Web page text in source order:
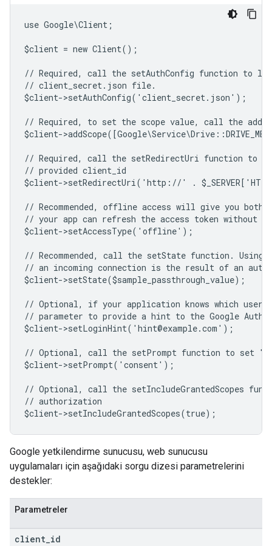
use Google\Client;
$client = new Client();
// Required, call the setAuthConfig function to
// client_secret.json file.
$client->setAuthConfig('client_secret.json');
// Required, to set the scope value, call the
$client-
// Required, call the setRedirectUri function to
// provided client_id
$client->setRedirectUri('http://' .
// Recommended, offline access will give you both
// your app can refresh the access token without
$client->setAccessType('offline');
// Recommended, call the setState function.
// an incoming connection is the result of an
$client->setState($sample_passthrough_value);
// Optional, if your application knows which
// parameter to provide a hint to the Google
$client->setLoginHint('hint@example.com');
// Optional, call the setPrompt function to set
$client->setPrompt('consent');
// Optional, call the setIncludeGrantedScopes
// authorization
$client->setIncludeGrantedScopes(true);
Google yetkilendirme sunucusu, web sunucusu
uygulamaları için aşağıdaki sorgu dizesi parametrelerini
destekler:
Parametreler
client id